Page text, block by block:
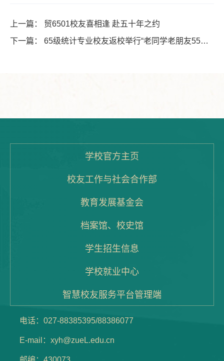
上一篇： 贸6501校友喜相逢 赴五十年之约
下一篇： 65级统计专业校友返校举行“老同学老朋友55周
学校官方主页
校友工作与社会合作部
教育发展基金会
档案馆、校史馆
学生招生信息
学校就业中心
智慧校友服务平台管理端
电话：027-88385395/88386077
E-mail：xyh@zueL.edu.cn